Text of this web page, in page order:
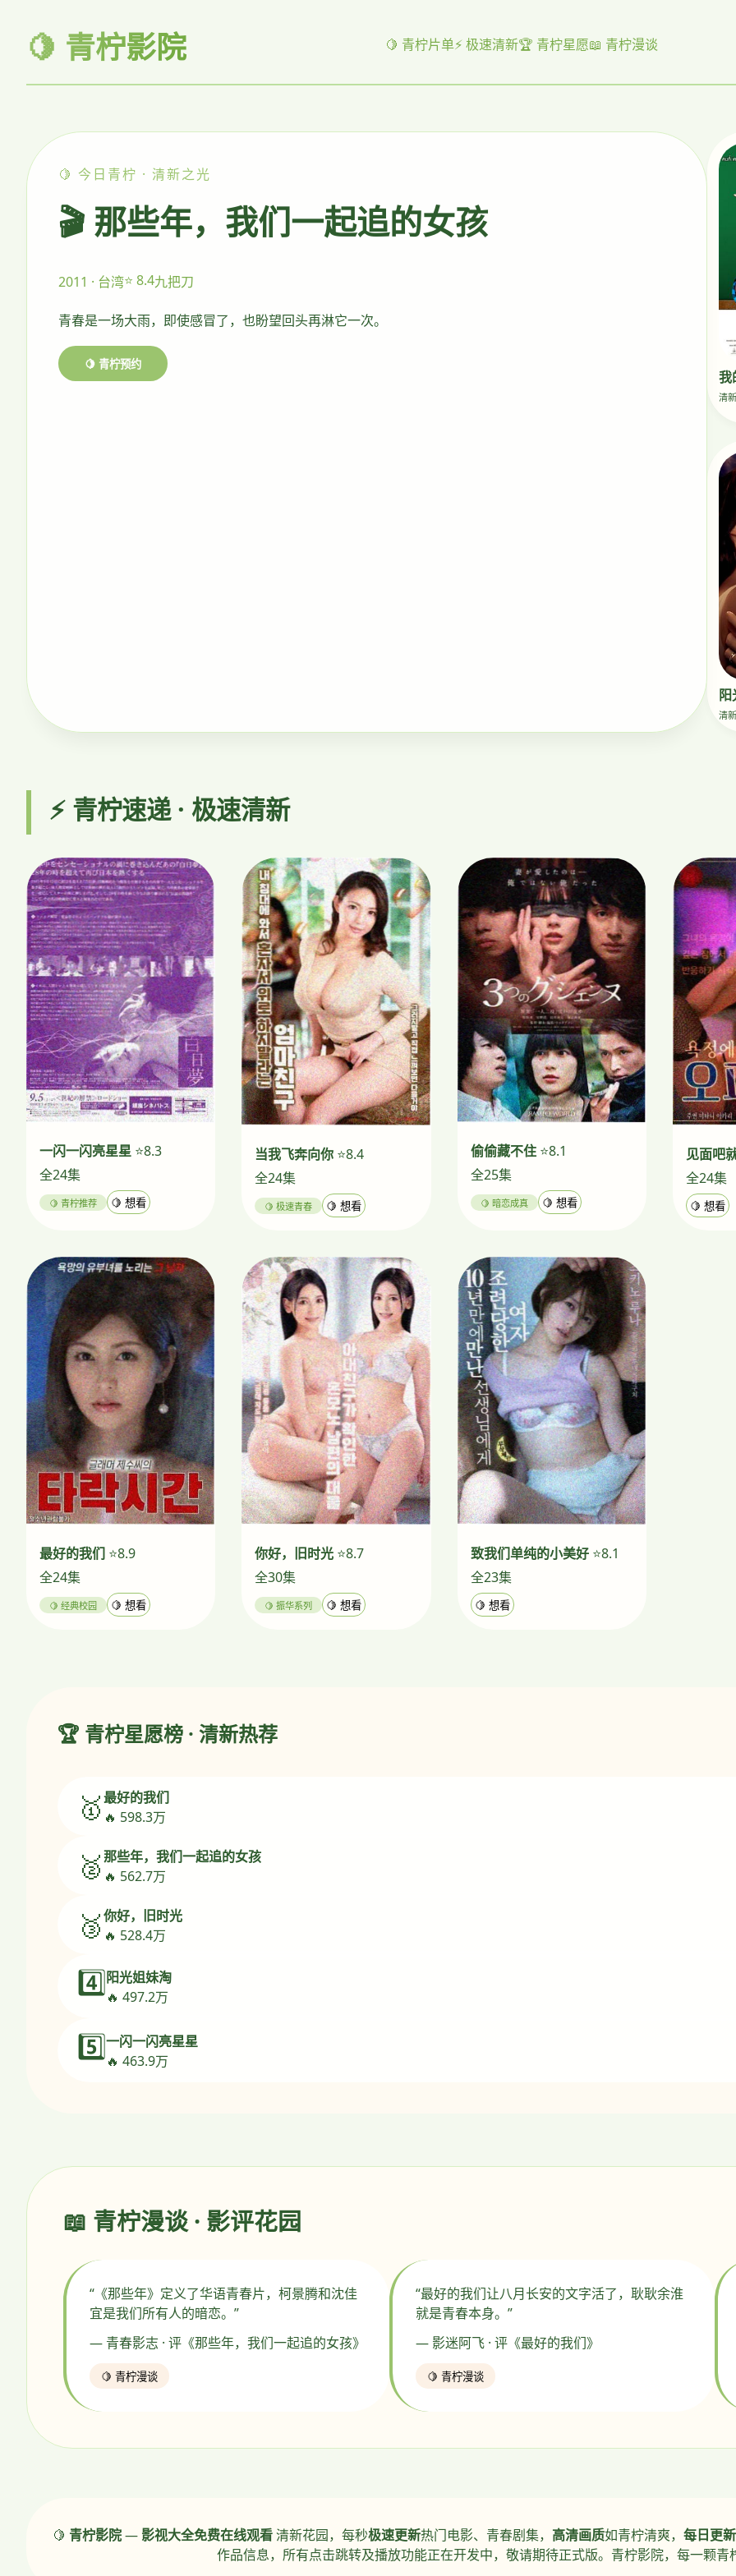
🍋 青柠影院 🍋 青柠片单⚡ 极速清新🏆 青柠星愿📖 青柠漫谈
🍋 今日青柠 · 清新之光
🎬 那些年，我们一起追的女孩
2011 · 台湾⭐ 8.4九把刀
青春是一场大雨，即使感冒了，也盼望回头再淋它一次。
🍋 青柠预约
我
清
阳
清
⚡ 青柠速递 · 极速清新
一闪一闪亮星星 ⭐8.3
全24集
🍋 青柠推荐 🍋 想看
当我飞奔向你 ⭐8.4
全24集
🍋 极速青春 🍋 想看
偷偷藏不住⭐8.1
全25集
🍋 暗恋成真 🍋 想看
见面吧
全24集
🍋 想看
最好的我们 ⭐8.9
全24集
🍋 经典校园 🍋 想看
你好，旧时光 ⭐8.7
全30集
🍋 振华系列 🍋 想看
致我们单纯的小美好⭐8.1
全23集
🍋 想看
🏆 青柠星愿榜 · 清新热荐
🥇最好的我们
🔥 598.3万
🥈那些年，我们一起追的女孩
🔥 562.7万
🥉你好，旧时光
🔥 528.4万
4️⃣阳光姐妹淘
🔥 497.2万
5️⃣一闪一闪亮星星
🔥 463.9万
📖 青柠漫谈 · 影评花园
“《那些年》定义了华语青春片，柯景腾和沈佳
宜是我们所有人的暗恋。”
— 青春影志 · 评《那些年，我们一起追的女孩》
🍋 青柠漫谈
“最好的我们让八月长安的文字活了，耿耿余淮
就是青春本身。”
— 影迷阿飞 · 评《最好的我们》
🍋 青柠漫谈
🍋 青柠影院— 影视大全免费在线观看清新花园，每秒极速更新热门电影、青春剧集， 高清画质如青柠清爽， 每日更新
作品信息，所有点击跳转及播放功能正在开发中，敬请期待正式版。青柠影院，每一颗